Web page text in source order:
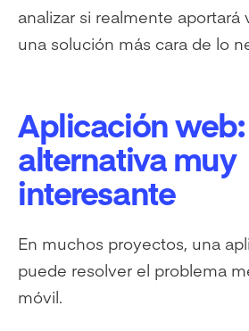
analizar si realmente aportará
una solución más cara de lo
Aplicación
alternativa muy
interesante
En muchos proyectos, una
puede resolver el problema
móvil.